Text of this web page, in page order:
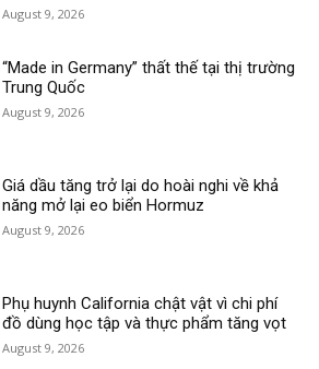
August 9, 2026
“Made in Germany” thất thế tại thị trường
Trung Quốc
August 9, 2026
Giá dầu tăng trở lại do hoài nghi về khả
năng mở lại eo biển Hormuz
August 9, 2026
Phụ huynh California chật vật vì chi phí
đồ dùng học tập và thực phẩm tăng vọt
August 9, 2026